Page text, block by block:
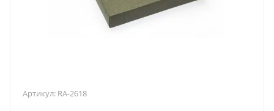
Артикул: RA-2618